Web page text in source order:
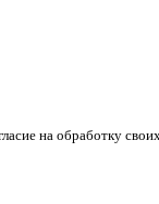
на обработку